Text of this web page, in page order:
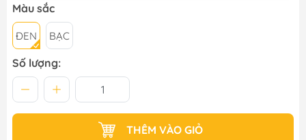
Màu sắc
ĐEN BẠC
Số lượng:
THÊM VÀO GIỎ